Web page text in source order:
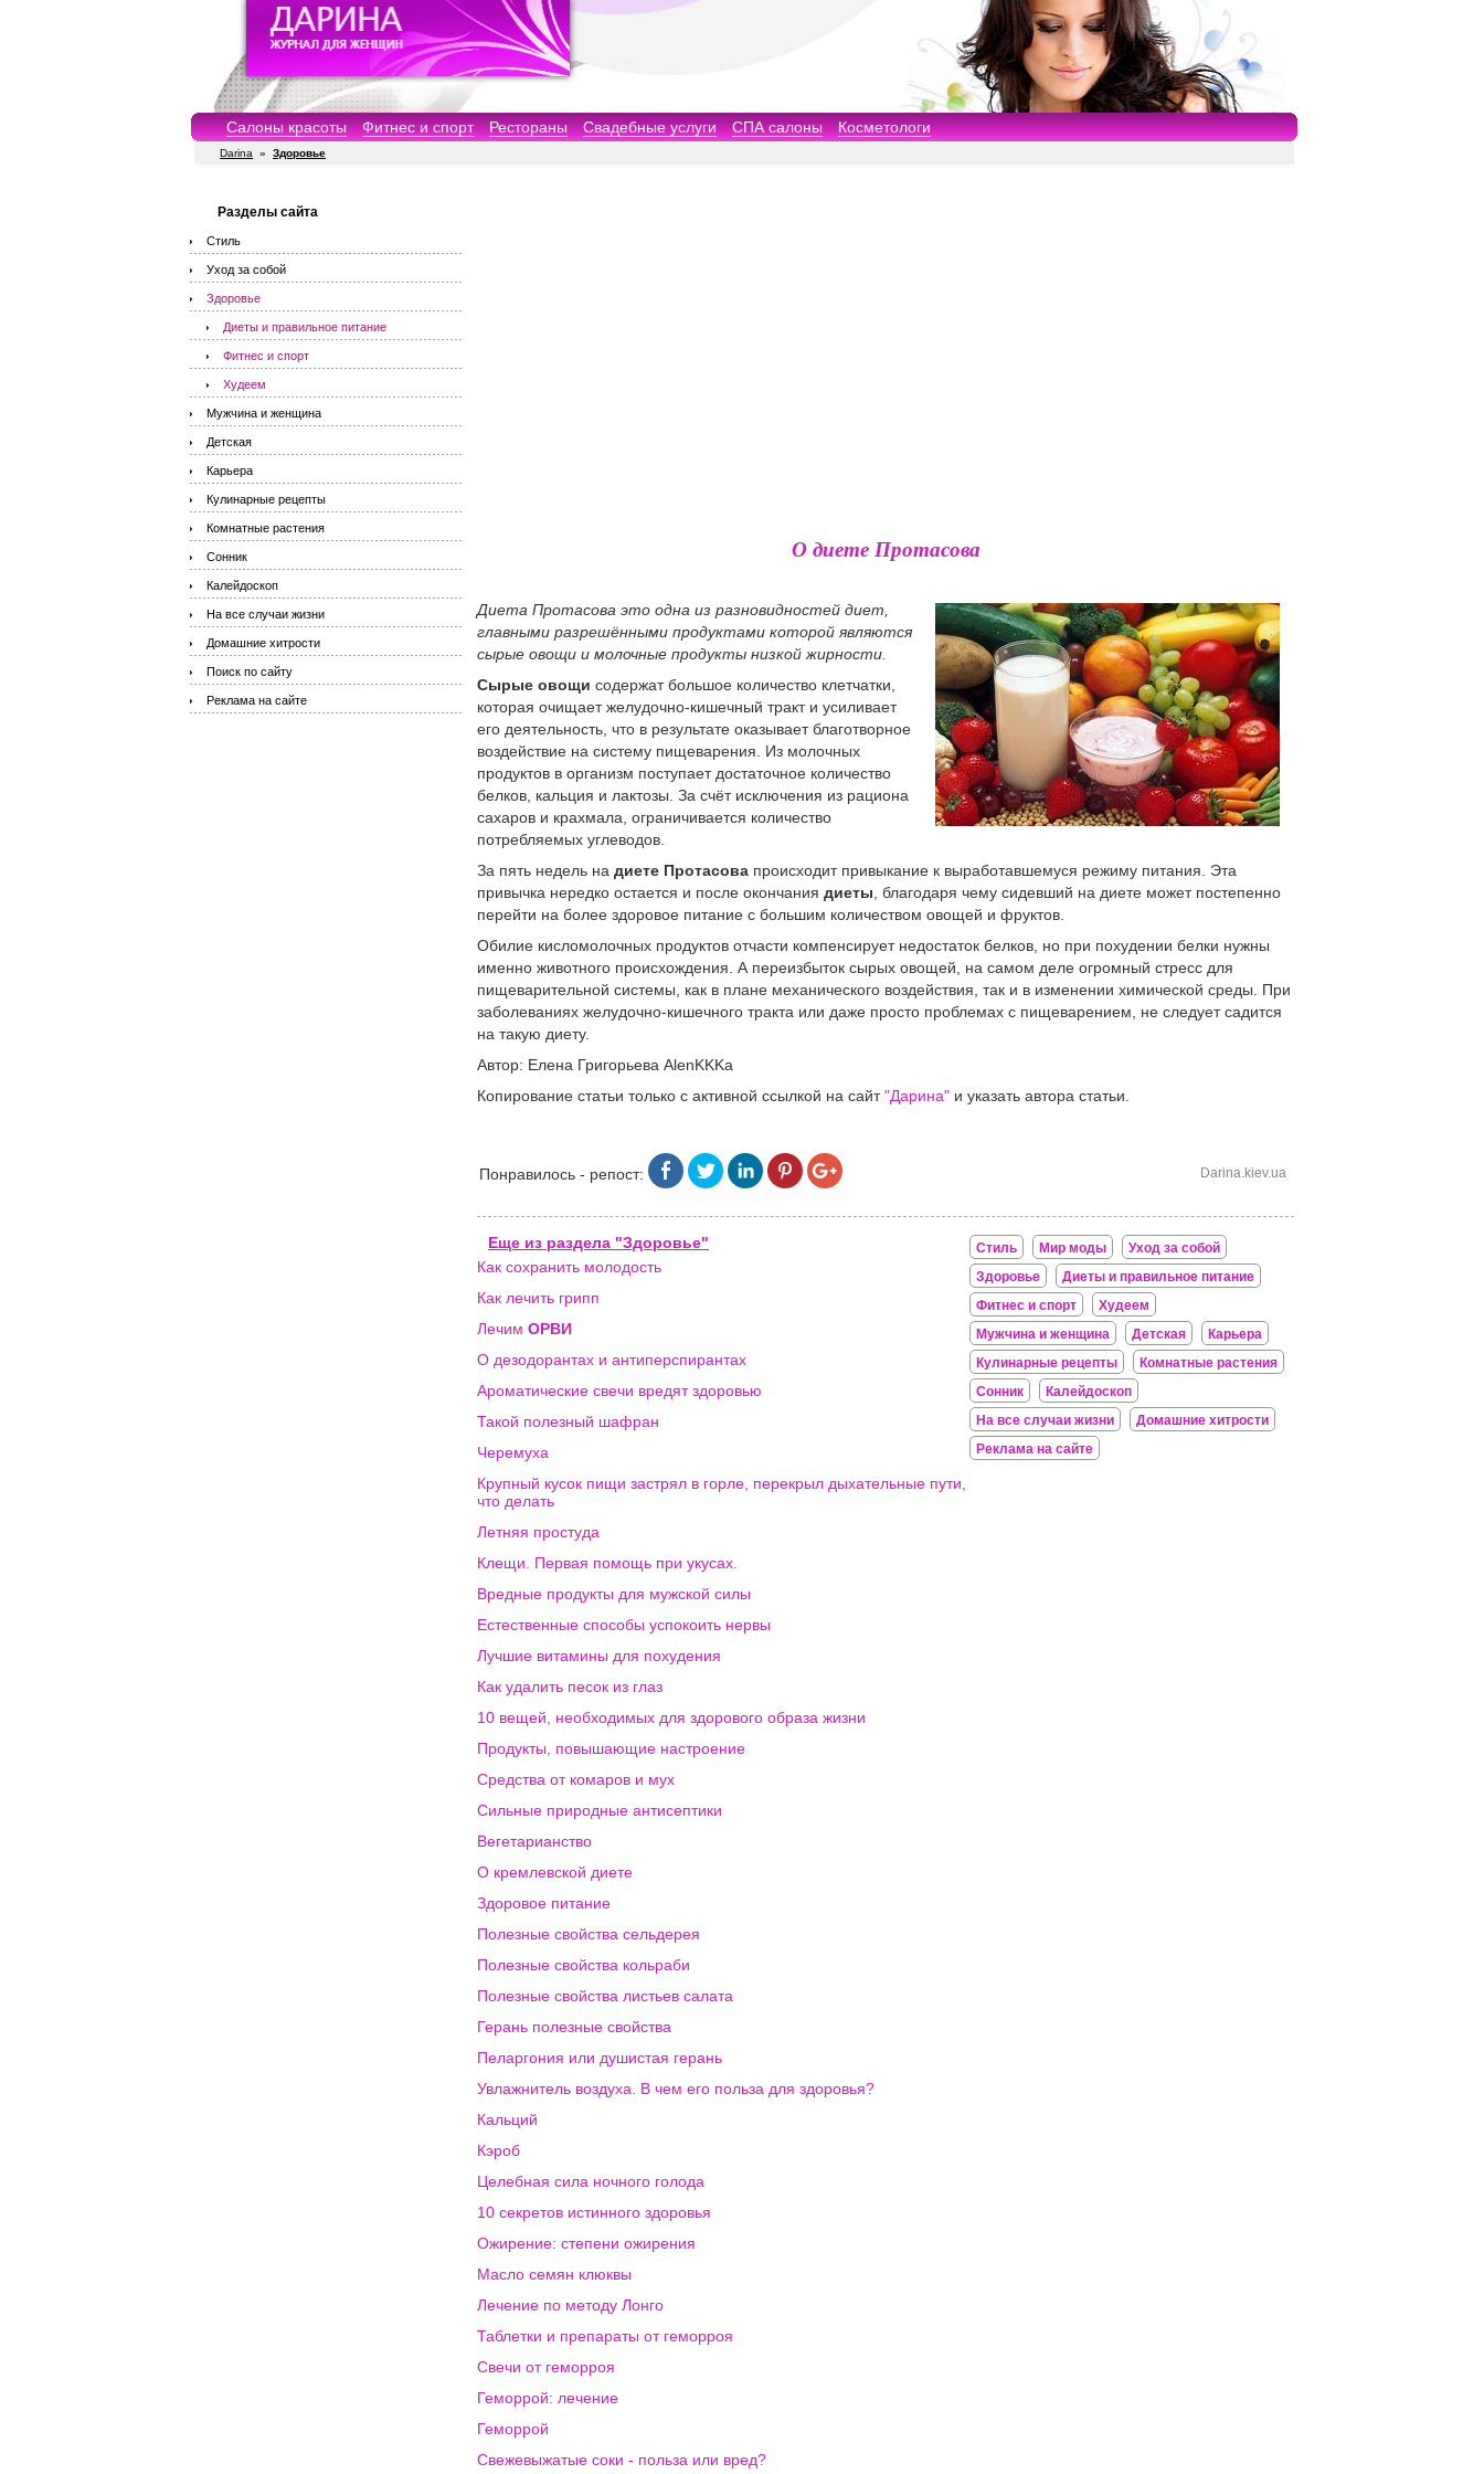
Салоны красоты Фитнес и спорт Рестораны Свадебные услуги СПА салоны Косметологи
Darina » Здоровье
Разделы сайта
Стиль
Уход за собой
Здоровье
Диеты и правильное питание
Фитнес и спорт
Худеем
Мужчина и женщина
Детская
Карьера
Кулинарные рецепты
Комнатные растения
Сонник
Калейдоскоп
На все случаи жизни
Домашние хитрости
Поиск по сайту
Реклама на сайте
О диете Протасова
Диета Протасова это одна из разновидностей диет,
главными разрешёнными продуктами которой являются
сырые овощи и молочные продукты низкой жирности.
Сырые овощи содержат большое количество клетчатки,
которая очищает желудочно-кишечный тракт и усиливает
его деятельность, что в результате оказывает благотворное
воздействие на систему пищеварения. Из молочных
продуктов в организм поступает достаточное количество
белков, кальция и лактозы. За счёт исключения из рациона
сахаров и крахмала, ограничивается количество
потребляемых углеводов.
За пять недель на диете Протасова происходит привыкание к выработавшемуся режиму питания. Эта
привычка нередко остается и после окончания диеты , благодаря чему сидевший на диете может постепенно
перейти на более здоровое питание с большим количеством овощей и фруктов.
Обилие кисломолочных продуктов отчасти компенсирует недостаток белков, но при похудении белки нужны
именно животного происхождения. А переизбыток сырых овощей, на самом деле огромный стресс для
пищеварительной системы, как в плане механического воздействия, так и в изменении химической среды. При
заболеваниях желудочно-кишечного тракта или даже просто проблемах с пищеварением, не следует садится
на такую диету.
Автор: Елена Григорьева AlenKKKa
Копирование статьи только с активной ссылкой на сайт"Дарина" и указать автора статьи.
Понравилось - репост: Darina.kiev.ua
Еще из раздела "Здоровье"
Как сохранить молодость
Как лечить грипп
Лечим ОРВИ
О дезодорантах и антиперспирантах
Ароматические свечи вредят здоровью
Такой полезный шафран
Черемуха
Крупный кусок пищи застрял в горле, перекрыл дыхательные пути,
что делать
Летняя простуда
Клещи. Первая помощь при укусах.
Вредные продукты для мужской силы
Естественные способы успокоить нервы
Лучшие витамины для похудения
Как удалить песок из глаз
10 вещей, необходимых для здорового образа жизни
Продукты, повышающие настроение
Средства от комаров и мух
Сильные природные антисептики
Вегетарианство
О кремлевской диете
Здоровое питание
Полезные свойства сельдерея
Полезные свойства кольраби
Полезные свойства листьев салата
Герань полезные свойства
Пеларгония или душистая герань
Увлажнитель воздуха. В чем его польза для здоровья?
Кальций
Кэроб
Целебная сила ночного голода
10 секретов истинного здоровья
Ожирение: степени ожирения
Масло семян клюквы
Лечение по методу Лонго
Таблетки и препараты от геморроя
Свечи от геморроя
Геморрой: лечение
Геморрой
Свежевыжатые соки - польза или вред?
Стиль Мир моды
Уход за собой
Здоровье
Диеты и правильное питание
Фитнес и спорт
Худеем
Мужчина и женщина
Детская
Карьера
Кулинарные рецепты
Комнатные растения
Сонник
Калейдоскоп
На все случаи жизни
Домашние хитрости
Реклама на сайте